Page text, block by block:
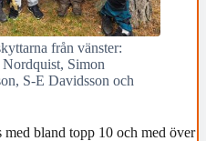
från vänster:
Simon
S-E Davidsson och
bland topp 10 och med över